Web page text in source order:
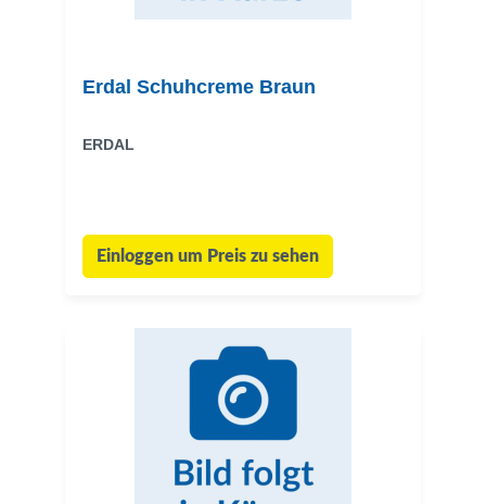
Erdal Schuhcreme Braun
ERDAL
Einloggen um Preis zu sehen